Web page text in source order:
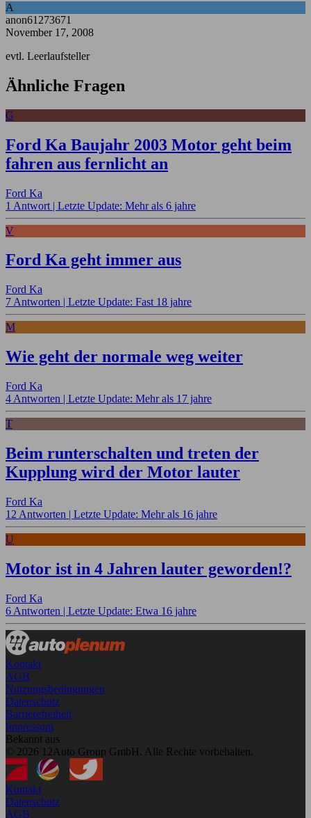
A
anon61273671
November 17, 2008
evtl. Leerlaufsteller
Ähnliche Fragen
G
Ford Ka Baujahr 2003 Motor geht beim
fahren aus fernlicht an
Ford Ka
1 Antwort | Letzte Update: Mehr als 6 jahre
V
Ford Ka geht immer aus
Ford Ka
7 Antworten | Letzte Update: Fast 18 jahre
M
Wie geht der normale weg weiter
Ford Ka
4 Antworten | Letzte Update: Mehr als 17 jahre
T
Beim runterschalten und treten der
Kupplung wird der Motor lauter
Ford Ka
12 Antworten | Letzte Update: Mehr als 16 jahre
U
Motor ist in 4 Jahren lauter geworden!?
Ford Ka
6 Antworten | Letzte Update: Etwa 16 jahre
Kontakt
AGB
Nutzungsbedingungen
Datenschutz
Barrierefreiheit
Impressum
Bekannt aus
© 2026 12Auto Group GmbH. Alle Rechte vorbehalten.
Kontakt
Datenschutz
AGB